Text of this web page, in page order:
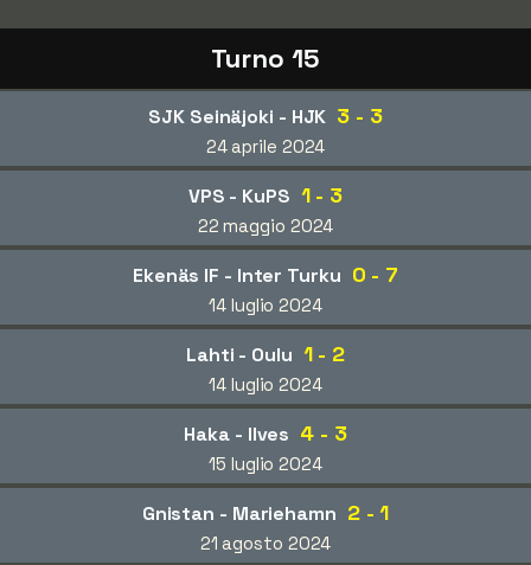
Turno 15
SJK Seinäjoki - HJK 3 - 3
24 aprile 2024
VPS - KuPS 1 - 3
22 maggio 2024
Ekenäs IF - Inter Turku 0 - 7
14 luglio 2024
Lahti - Oulu 1 - 2
14 luglio 2024
Haka - Ilves 4 - 3
15 luglio 2024
Gnistan - Mariehamn 2 - 1
21 agosto 2024